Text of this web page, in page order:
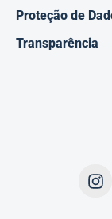
Proteção de
Transparência